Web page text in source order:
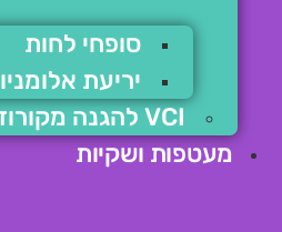
סופחי לחות
יריעת אלומניום Barrier
VCI להגנה מקורוזיה
מעטפות ושקיות